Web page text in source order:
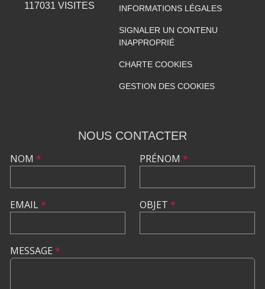
117031 VISITES INFORMATIONS LÉGALES
SIGNALER UN CONTENU
INAPPROPRIÉ
CHARTE COOKIES
GESTION DES COOKIES
NOUS CONTACTER
NOM *
EMAIL*
PRÉNOM *
OBJET *
MESSAGE *